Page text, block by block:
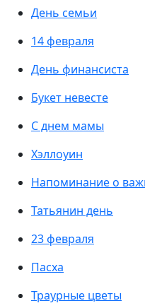
День семьи
14 февраля
День финансиста
Букет невесте
С днем мамы
Хэллоуин
Напоминание о
Татьянин день
23 февраля
Пасха
Траурные цветы